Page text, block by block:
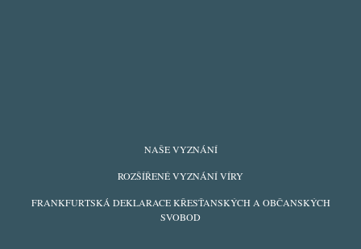
NAŠE VYZNÁNÍ
ROZŠÍŘENÉ VYZNÁNÍ VÍRY
FRANKFURTSKÁ DEKLARACE KŘESŤANSKÝCH A OBČANSKÝCH
SVOBOD